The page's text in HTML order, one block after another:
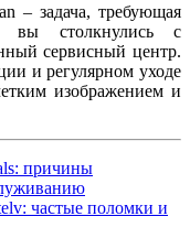
– задача, требующая
вы столкнулись с
сервисный центр.
и регулярном уходе
изображением и
причины
частые поломки и